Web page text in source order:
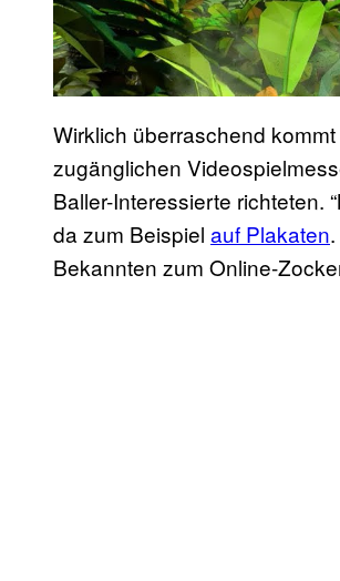
Wirklich überraschend
zugänglichen
Baller-Interessierte richteten.
da zum Beispiel auf Plakaten
Bekannten zum Online-